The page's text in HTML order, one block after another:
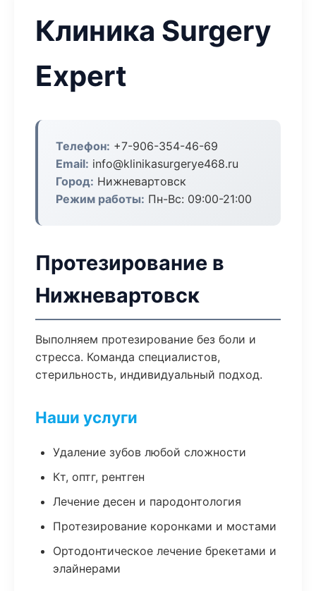
Клиника Surgery
Expert
Телефон: +7-906-354-46-69
Email: info@klinikasurgerye468.ru
Город: Нижневартовск
Режим работы: Пн-Вс: 09:00-21:00
Протезирование в
Нижневартовск
Выполняем протезирование без боли и
стресса. Команда специалистов,
стерильность, индивидуальный подход.
Наши услуги
Удаление зубов любой сложности
Кт, оптг, рентген
Лечение десен и пародонтология
Протезирование коронками и мостами
Ортодонтическое лечение брекетами и
элайнерами